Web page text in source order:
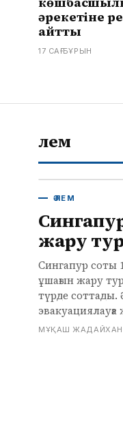
әрекетіне
айтты
17 САҒ БҰРЫН
Әлем
ӘЛЕМ
жару
Сингапур соты
ұшағын жару
түрде соттады.
МҰҚАШ ЖАДАЙХАН